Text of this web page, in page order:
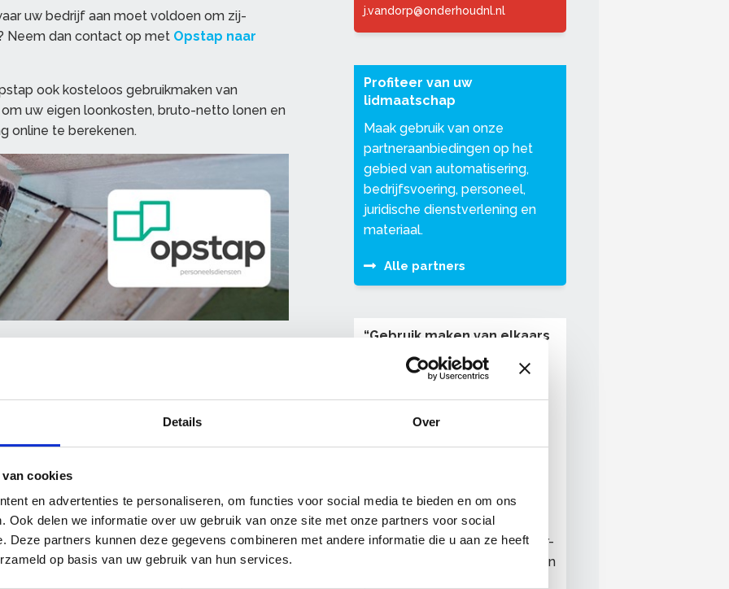
Details Over
cookies
en advertenties te personaliseren, om functies voor social media te bieden en om ons
Ook delen we informatie over uw gebruik van onze site met onze partners voor social
Deze partners kunnen deze gegevens combineren met andere informatie die u aan ze heeft
op basis van uw gebruik van hun services.
uw bedrijf aan moet voldoen om zij-
Neem dan contact op met Opstap naar
ook kosteloos gebruikmaken van
uw eigen loonkosten, bruto-netto lonen en
online te berekenen.
is van groot belang voor ondernemers in
Met LoonkompasNL van Opstap bent u in
te krijgen. De online rekentool en de app zijn
Loonkompas. Hierdoor hoeft u alleen maar
geven. Een seconde later komen alle
verschillende eigen opslagen meenemen in
verzekeringen en administratiekosten.
informatie over Loonkompas.nl
j.vandorp@onderhoudnl.nl
Profiteer van uw
lidmaatschap
Maak gebruik van onze
partneraanbiedingen op het
gebied van automatisering,
bedrijfsvoering, personeel,
juridische dienstverlening en
materiaal.
Alle partners
“Gebruik maken van elkaars
kwaliteiten, dat is de
essentie“
Samenwerken is samen
sterker! Opstap werkt altijd
Gemeentes,
Werkgeverservicepunten,
VluchtelingenWerk, werkgever-
en werknemersverenigingen en